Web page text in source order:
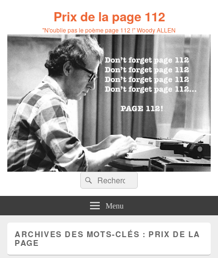
Prix de la page 112
"N'oublie pas le poème page 112 !" Woody ALLEN
Recherche :
Rechercher
Menu
ARCHIVES DES MOTS-CLÉS : PRIX DE LA
PAGE